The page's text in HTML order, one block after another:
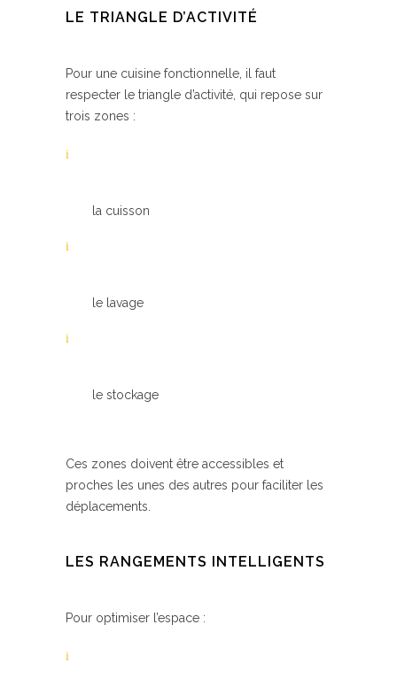
LE TRIANGLE D’ACTIVITÉ
Pour une cuisine fonctionnelle, il faut
respecter le triangle d’activité, qui repose sur
trois zones :
la cuisson
le lavage
le stockage
Ces zones doivent être accessibles et
proches les unes des autres pour faciliter les
déplacements.
LES RANGEMENTS INTELLIGENTS
Pour optimiser l’espace :